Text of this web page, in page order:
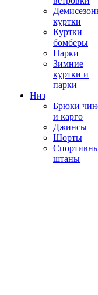
куртки
Куртки
бомберы
Парки
Зимние
куртки и
парки
Низ
Брюки
и карго
Джинсы
Шорты
штаны